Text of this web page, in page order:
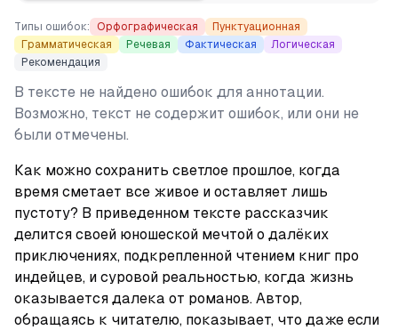
Типы ошибок: Орфографическая
Пунктуационная
Грамматическая
Речевая Фактическая
Логическая
Рекомендация
В тексте не найдено ошибок для аннотации.
Возможно, текст не содержит ошибок, или они не
были отмечены.
Как можно сохранить светлое прошлое, когда
время сметает все живое и оставляет лишь
пустоту? В приведенном тексте рассказчик
делится своей юношеской мечтой о далёких
приключениях, подкрепленной чтением книг про
индейцев, и суровой реальностью, когда жизнь
оказывается далека от романов. Автор,
обращаясь к читателю, показывает, что даже если